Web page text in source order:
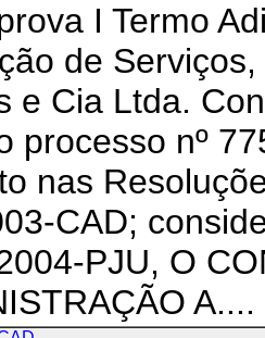
I Termo
de
e Cia Ltda.
processo nº
nas
CAD;
PJU, O
A....